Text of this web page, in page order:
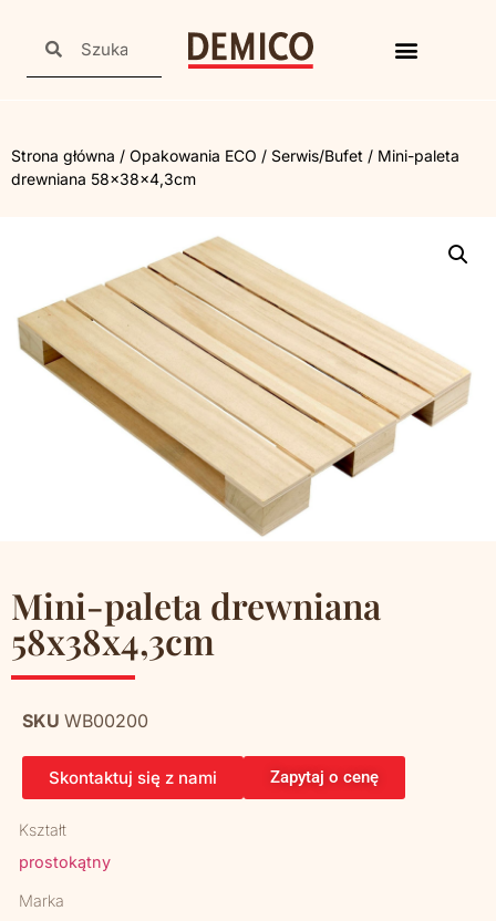
Strona główna / Opakowania ECO / Serwis/Bufet / Mini-paleta
drewniana 58x38x4,3cm
Mini-paleta drewniana
58x38x4,3cm
SKU WB00200
Skontaktuj się z nami Zapytaj o cenę
Kształt
prostokątny
Marka